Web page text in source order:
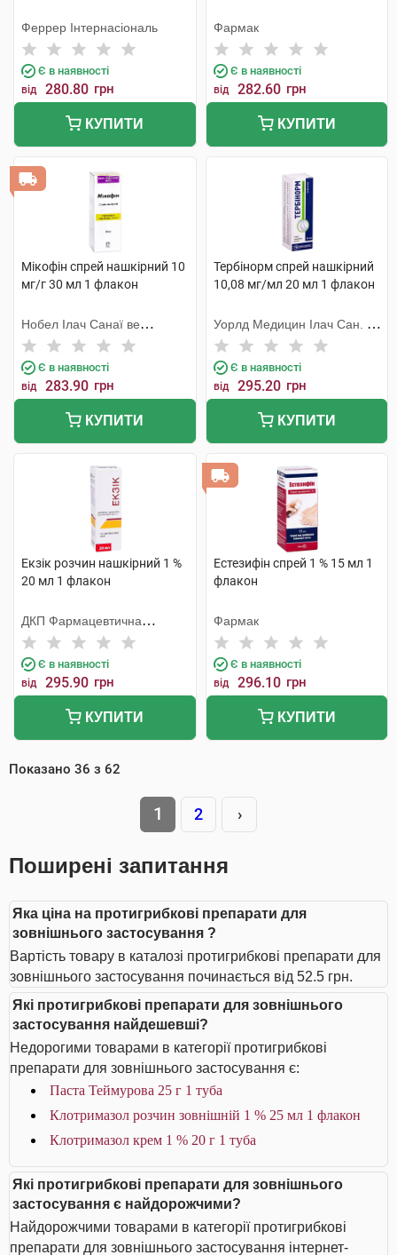
Феррер Інтернасіональ
Є в наявності
від 280.80 грн
КУПИТИ
Фармак
Є в наявності
від 282.60 грн
КУПИТИ
Мікофін спрей нашкірний 10
мг/г 30 мл 1 флакон
Нобел Ілач Санаї ве
Тіджарет
Є в наявності
від 283.90 грн
КУПИТИ
Тербінорм спрей нашкірний
10,08 мг/мл 20 мл 1 флакон
Уорлд Медицин Ілач Сан. Ве
Тідж
Є в наявності
від 295.20 грн
КУПИТИ
Екзік розчин нашкірний 1 %
20 мл 1 флакон
ДКП Фармацевтична
фабрика
Є в наявності
від 295.90 грн
КУПИТИ
Естезифін спрей 1 % 15 мл 1
флакон
Фармак
Є в наявності
від 296.10 грн
КУПИТИ
Показано 36 з 62
1 2 ›
Поширені запитання
Яка ціна на протигрибкові препарати для
зовнішнього застосування ?
Вартість товару в каталозі протигрибкові препарати для
зовнішнього застосування починається від 52.5 грн.
Які протигрибкові препарати для зовнішнього
застосування найдешевші?
Недорогими товарами в категорії протигрибкові
препарати для зовнішнього застосування є:
Паста Теймурова 25 г 1 туба
Клотримазол розчин зовнішній 1 % 25 мл 1 флакон
Клотримазол крем 1 % 20 г 1 туба
Які протигрибкові препарати для зовнішнього
застосування є найдорожчими?
Найдорожчими товарами в категорії протигрибкові
препарати для зовнішнього застосування інтернет-